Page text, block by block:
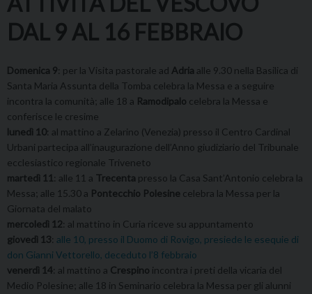
DAL 9 AL 16 FEBBRAIO
Domenica 9: per la Visita pastorale ad Adria alle 9.30 nella Basilica di
Santa Maria Assunta della Tomba celebra la Messa e a seguire
incontra la comunità; alle 18 a Ramodipalo celebra la Messa e
conferisce le cresime
lunedì 10: al mattino a Zelarino (Venezia) presso il Centro Cardinal
Urbani partecipa all’inaugurazione dell’Anno giudiziario del Tribunale
ecclesiastico regionale Triveneto
martedì 11 : alle 11 a Trecenta presso la Casa Sant’Antonio celebra la
Messa; alle 15.30 a Pontecchio Polesine celebra la Messa per la
Giornata del malato
mercoledì 12: al mattino in Curia riceve su appuntamento
giovedì 13: alle 10, presso il Duomo di Rovigo, presiede le esequie di
don Gianni Vettorello, deceduto l’8 febbraio
venerdì 14: al mattino a Crespino incontra i preti della vicaria del
Medio Polesine; alle 18 in Seminario celebra la Messa per gli alunni